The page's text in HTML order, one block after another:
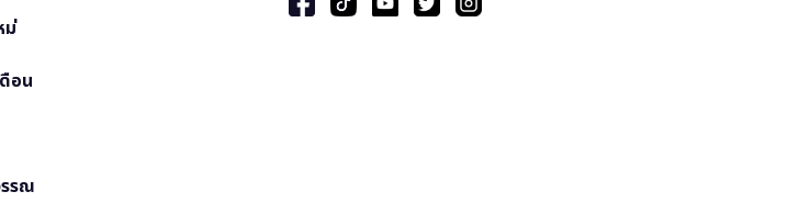
ม่
อน
รรณ